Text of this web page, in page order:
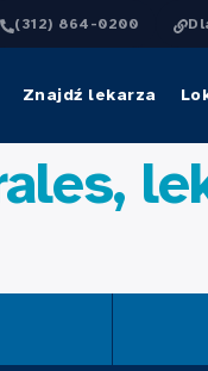
(312) 864-0200
Znajdź lekarza